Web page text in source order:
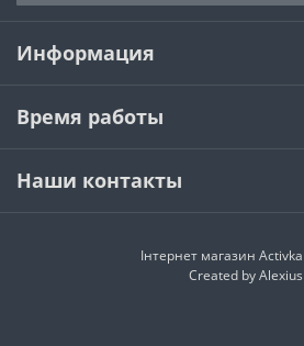
Информация
Время работы
Наши контакты
Інтернет магазин
Created byAlexius